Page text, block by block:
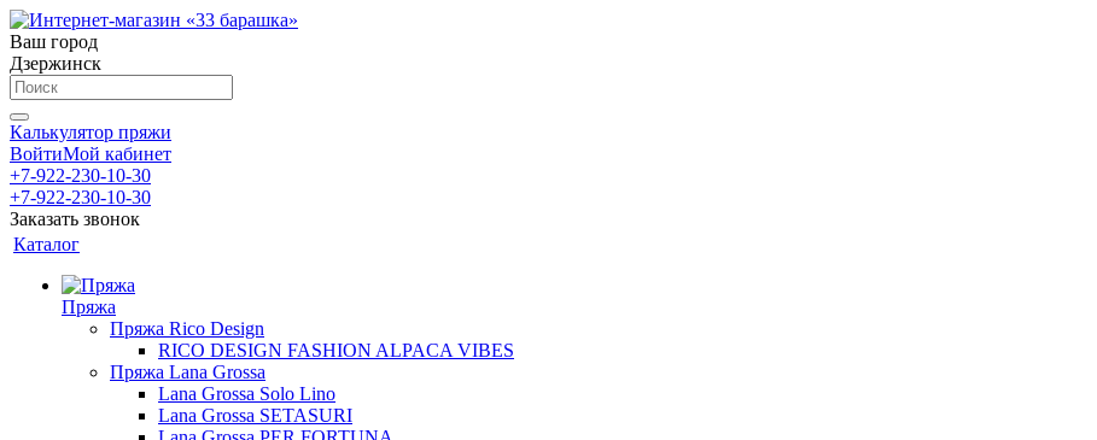
Ваш город
Дзержинск
Калькулятор пряжи
ВойтиМой кабинет
+7-922-230-10-30
+7-922-230-10-30
Заказать звонок
Каталог
Пряжа
Пряжа Rico Design
RICO DESIGN FASHION ALPACA VIBES
Пряжа Lana Grossa
Lana Grossa Solo Lino
Lana Grossa SETASURI